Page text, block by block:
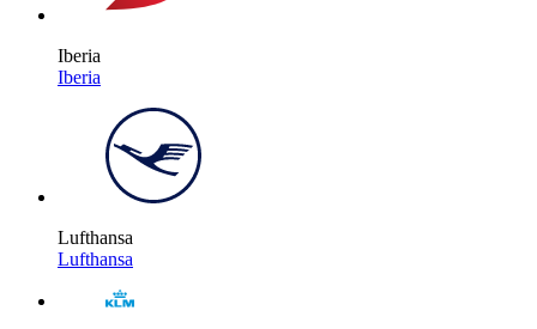
Iberia
Iberia
Lufthansa
Lufthansa